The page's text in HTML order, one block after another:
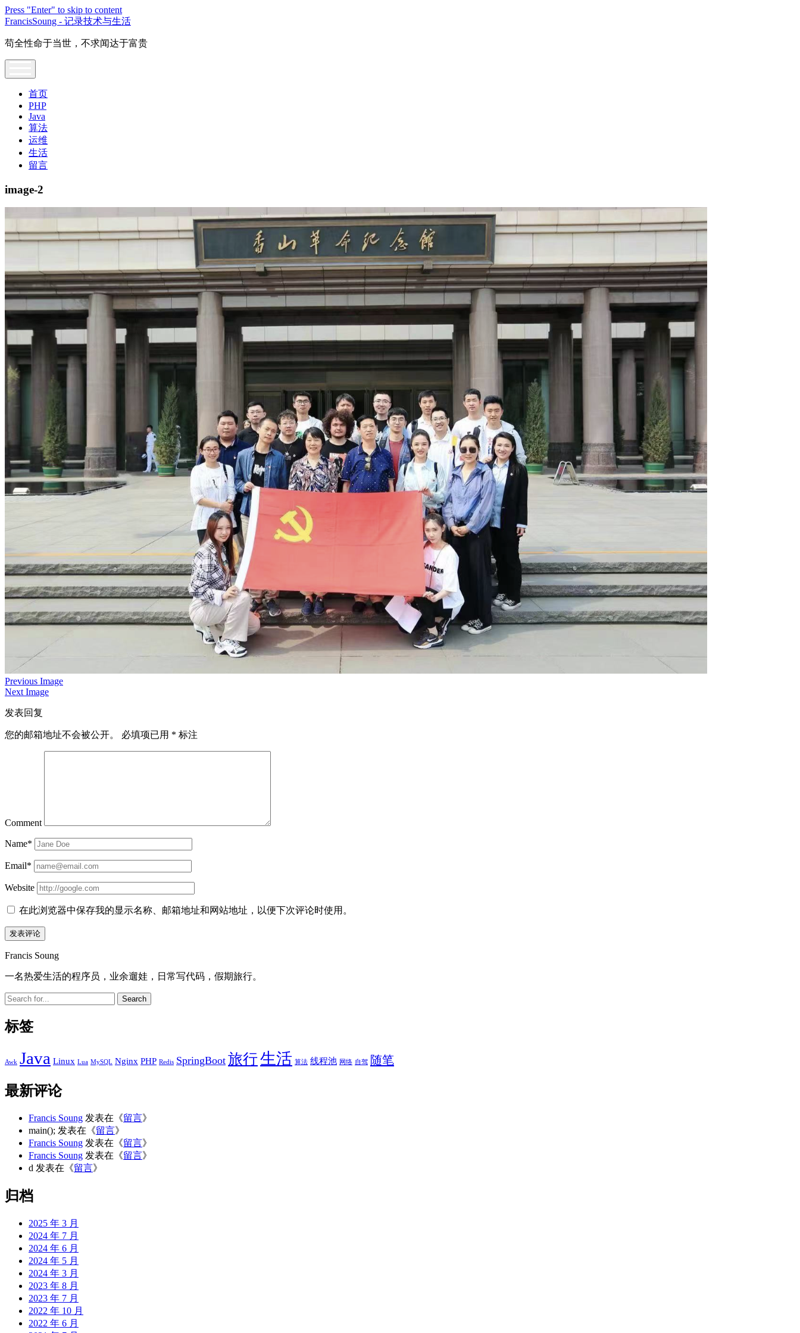
Press "Enter" to skip to content
FrancisSoung - 记录技术与生活
苟全性命于当世，不求闻达于富贵
首页
PHP
Java
算法
运维
生活
留言
image-2
Previous Image
Next Image
发表回复
您的邮箱地址不会被公开。 必填项已用 * 标注
Comment
Name*
Email*
Website
在此浏览器中保存我的显示名称、邮箱地址和网站地址，以便下次评论时使用。
Sidebar
Francis Soung
一名热爱生活的程序员，业余遛娃，日常写代码，假期旅行。
Search
标签
Awk Java Linux Lua MySQL Nginx PHP Redis SpringBoot 旅行生活 算法 线程池 网络 自驾 随笔
最新评论
Francis Soung 发表在《留言》
main(); 发表在《留言》
Francis Soung 发表在《留言》
Francis Soung 发表在《留言》
d 发表在《留言》
归档
2025 年 3 月
2024 年 7 月
2024 年 6 月
2024 年 5 月
2024 年 3 月
2023 年 8 月
2023 年 7 月
2022 年 10 月
2022 年 6 月